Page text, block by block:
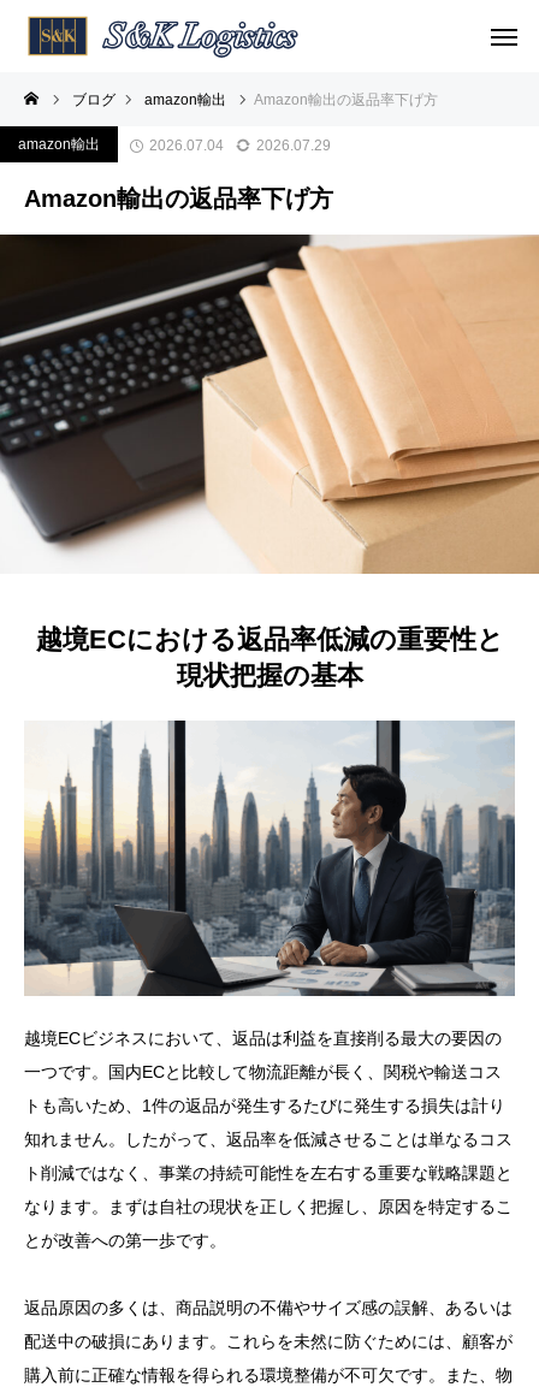
ブログ amazon輸出 Amazon輸出の返品率下げ方
amazon輸出 2026.07.04 2026.07.29
Amazon輸出の返品率下げ方
越境ECにおける返品率低減の重要性と
現状把握の基本
越境ECビジネスにおいて、返品は利益を直接削る最大の要因の
一つです。国内ECと比較して物流距離が長く、関税や輸送コス
トも高いため、1件の返品が発生するたびに発生する損失は計り
知れません。したがって、返品率を低減させることは単なるコス
ト削減ではなく、事業の持続可能性を左右する重要な戦略課題と
なります。まずは自社の現状を正しく把握し、原因を特定するこ
とが改善への第一歩です。
返品原因の多くは、商品説明の不備やサイズ感の誤解、あるいは
配送中の破損にあります。これらを未然に防ぐためには、顧客が
購入前に正確な情報を得られる環境整備が不可欠です。また、物